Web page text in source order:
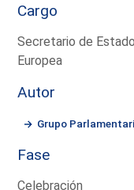
Cargo
Secretario de
Europea
Autor
Grupo
Fase
Celebración